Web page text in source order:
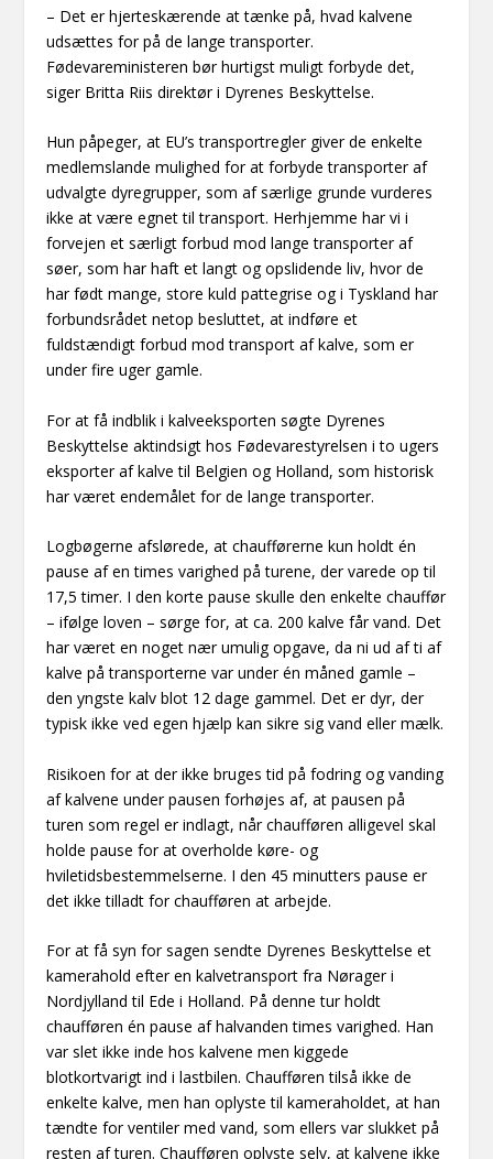
– Det er hjerteskærende at tænke på, hvad kalvene
udsættes for på de lange transporter.
Fødevareministeren bør hurtigst muligt forbyde det,
siger Britta Riis direktør i Dyrenes Beskyttelse.
Hun påpeger, at EU’s transportregler giver de enkelte
medlemslande mulighed for at forbyde transporter af
udvalgte dyregrupper, som af særlige grunde vurderes
ikke at være egnet til transport. Herhjemme har vi i
forvejen et særligt forbud mod lange transporter af
søer, som har haft et langt og opslidende liv, hvor de
har født mange, store kuld pattegrise og i Tyskland har
forbundsrådet netop besluttet, at indføre et
fuldstændigt forbud mod transport af kalve, som er
under fire uger gamle.
For at få indblik i kalveeksporten søgte Dyrenes
Beskyttelse aktindsigt hos Fødevarestyrelsen i to ugers
eksporter af kalve til Belgien og Holland, som historisk
har været endemålet for de lange transporter.
Logbøgerne afslørede, at chaufførerne kun holdt én
pause af en times varighed på turene, der varede op til
17,5 timer. I den korte pause skulle den enkelte chauffør
– ifølge loven – sørge for, at ca. 200 kalve får vand. Det
har været en noget nær umulig opgave, da ni ud af ti af
kalve på transporterne var under én måned gamle –
den yngste kalv blot 12 dage gammel. Det er dyr, der
typisk ikke ved egen hjælp kan sikre sig vand eller mælk.
Risikoen for at der ikke bruges tid på fodring og vanding
af kalvene under pausen forhøjes af, at pausen på
turen som regel er indlagt, når chaufføren alligevel skal
holde pause for at overholde køre- og
hviletidsbestemmelserne. I den 45 minutters pause er
det ikke tilladt for chaufføren at arbejde.
For at få syn for sagen sendte Dyrenes Beskyttelse et
kamerahold efter en kalvetransport fra Nørager i
Nordjylland til Ede i Holland. På denne tur holdt
chaufføren én pause af halvanden times varighed. Han
var slet ikke inde hos kalvene men kiggede
blotkortvarigt ind i lastbilen. Chaufføren tilså ikke de
enkelte kalve, men han oplyste til kameraholdet, at han
tændte for ventiler med vand, som ellers var slukket på
resten af turen. Chaufføren oplyste selv, at kalvene ikke